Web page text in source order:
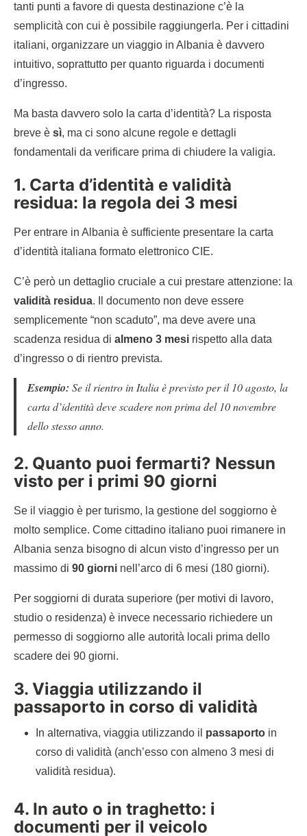
tanti punti a favore di questa destinazione c’è la
semplicità con cui è possibile raggiungerla. Per i cittadini
italiani, organizzare un viaggio in Albania è davvero
intuitivo, soprattutto per quanto riguarda i documenti
d’ingresso.
Ma basta davvero solo la carta d’identità? La risposta
breve è sì, ma ci sono alcune regole e dettagli
fondamentali da verificare prima di chiudere la valigia.
1. Carta d’identità e validità
residua: la regola dei 3 mesi
Per entrare in Albania è sufficiente presentare la carta
d’identità italiana formato elettronico CIE.
C’è però un dettaglio cruciale a cui prestare attenzione: la
validità residua. Il documento non deve essere
semplicemente “non scaduto”, ma deve avere una
scadenza residua di almeno 3 mesi rispetto alla data
d’ingresso o di rientro prevista.
Esempio: Se il rientro in Italia è previsto per il 10 agosto, la
carta d’identità deve scadere non prima del 10 novembre
dello stesso anno.
2. Quanto puoi fermarti? Nessun
visto per i primi 90 giorni
Se il viaggio è per turismo, la gestione del soggiorno è
molto semplice. Come cittadino italiano puoi rimanere in
Albania senza bisogno di alcun visto d’ingresso per un
massimo di 90 giorni nell’arco di 6 mesi (180 giorni).
Per soggiorni di durata superiore (per motivi di lavoro,
studio o residenza) è invece necessario richiedere un
permesso di soggiorno alle autorità locali prima dello
scadere dei 90 giorni.
3. Viaggia utilizzando il
passaporto in corso di validità
In alternativa, viaggia utilizzando il passaporto in
corso di validità (anch’esso con almeno 3 mesi di
validità residua).
4. In auto o in traghetto: i
documenti per il veicolo